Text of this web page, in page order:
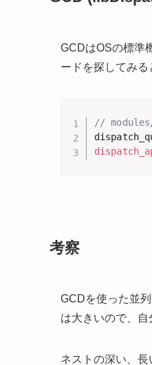
GCDはOSの標準
ードを探してみる
//
考察
GCDを使った並
は大きいので、自
ネストの深い、